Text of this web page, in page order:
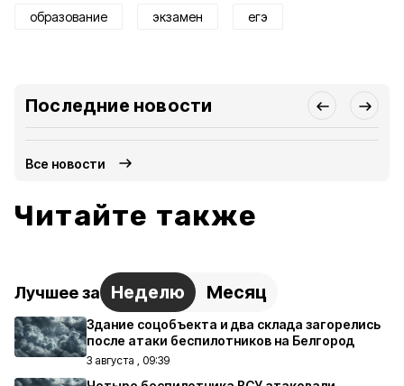
образование экзамен егэ
Последние новости
Все новости
Читайте также
Лучшее за Неделю Месяц
Здание соцобъекта и два склада загорелись
после атаки беспилотников на Белгород
3 августа , 09:39